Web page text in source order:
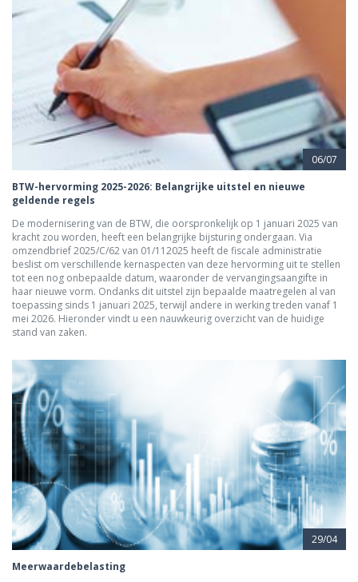
06/07
BTW-hervorming 2025-2026: Belangrijke uitstel en nieuwe
geldende regels
De modernisering van de BTW, die oorspronkelijk op 1 januari 2025 van
kracht zou worden, heeft een belangrijke bijsturing ondergaan. Via
omzendbrief 2025/C/62 van 01/112025 heeft de fiscale administratie
beslist om verschillende kernaspecten van deze hervorming uit te stellen
tot een nog onbepaalde datum, waaronder de vervangingsaangifte in
haar nieuwe vorm. Ondanks dit uitstel zijn bepaalde maatregelen al van
toepassing sinds 1 januari 2025, terwijl andere in werking treden vanaf 1
mei 2026. Hieronder vindt u een nauwkeurig overzicht van de huidige
stand van zaken.
29/04
Meerwaardebelasting